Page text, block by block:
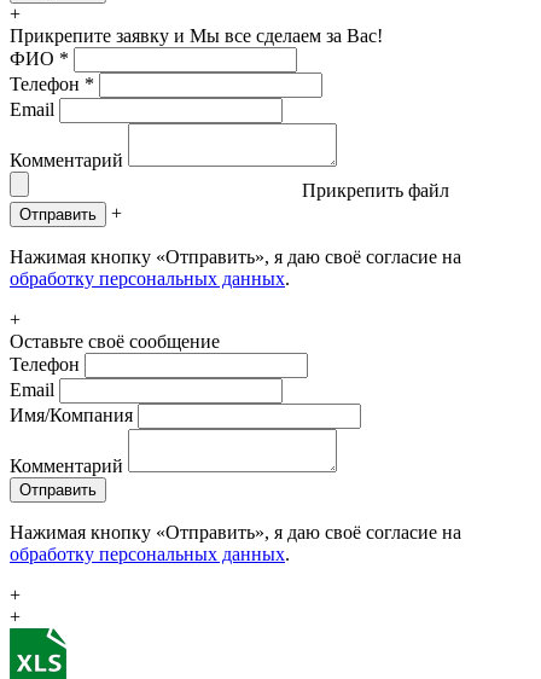
+
Прикрепите заявку и Мы все сделаем за Вас!
ФИО *
Телефон *
Email
Комментарий
Прикрепить файл
Отправить +
Нажимая кнопку «Отправить», я даю своё согласие на
обработку персональных данных.
+
Оставьте своё сообщение
Телефон
Email
Имя/Компания
Комментарий
Отправить
Нажимая кнопку «Отправить», я даю своё согласие на
обработку персональных данных.
+
+